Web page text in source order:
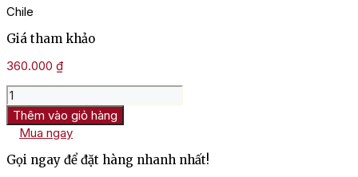
Chile
Giá tham khảo
360.000 ₫
Rượu
Vang
Chile
Santa
Carolina
Sauvignon
Thêm vào giỏ hàng
Mua ngay
Gọi ngay để đặt hàng nhanh nhất!